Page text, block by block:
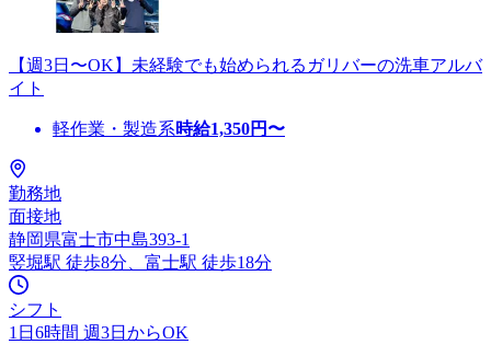
【週3日〜OK】未経験でも始められるガリバーの洗車アルバ
イト
軽作業・製造系時給1,350円〜
勤務地
面接地
静岡県富士市中島393-1
竪堀駅 徒歩8分、富士駅 徒歩18分
シフト
1日6時間 週3日からOK